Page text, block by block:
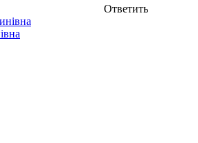
Ответить